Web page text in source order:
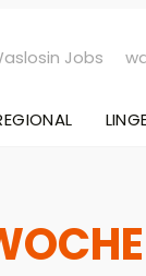
Jobs